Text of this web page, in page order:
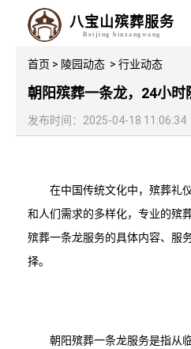
八宝山殡葬服务
Beijing binzangwang
首页 > 陵园动态 > 行业动态
朝阳殡葬一条龙，24小时
发布时间：2025-04-18 11:06:34
在中国传统文化中，殡葬礼
和人们需求的多样化，专业的殡
殡葬一条龙服务的具体内容、服
择。
朝阳殡葬一条龙服务是指从